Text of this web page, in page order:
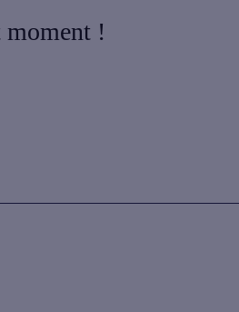
moment !